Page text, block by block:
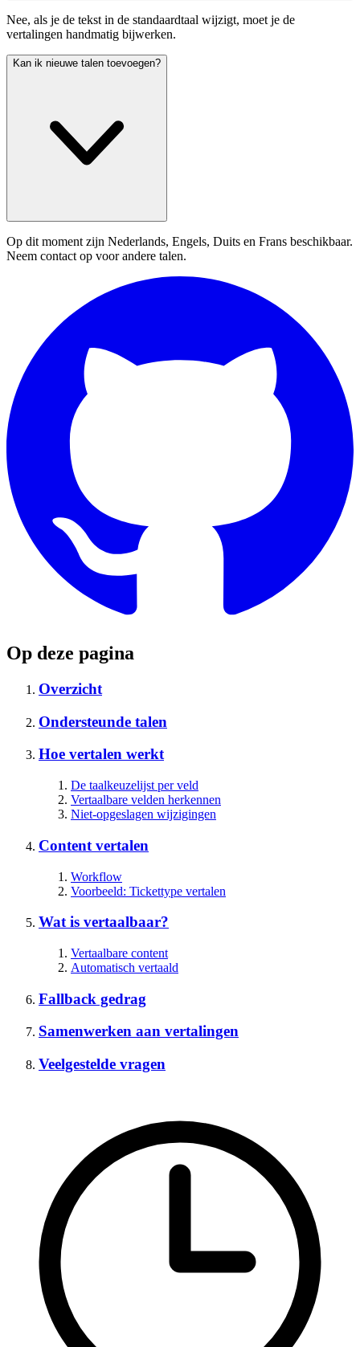
Nee, als je de tekst in de standaardtaal wijzigt, moet je de
vertalingen handmatig bijwerken.
Kan ik nieuwe talen toevoegen?
Op dit moment zijn Nederlands, Engels, Duits en Frans beschikbaar.
Neem contact op voor andere talen.
Op deze pagina
Overzicht
Ondersteunde talen
Hoe vertalen werkt
De taalkeuzelijst per veld
Vertaalbare velden herkennen
Niet-opgeslagen wijzigingen
Content vertalen
Workflow
Voorbeeld: Tickettype vertalen
Wat is vertaalbaar?
Vertaalbare content
Automatisch vertaald
Fallback gedrag
Samenwerken aan vertalingen
Veelgestelde vragen